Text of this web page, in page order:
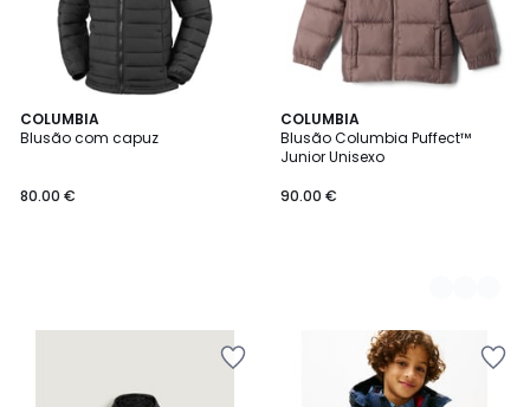
COLUMBIA
Blusão com capuz
80.00 €
COLUMBIA
Blusão Columbia Puffect™
Junior Unisexo
90.00 €
3
Cores